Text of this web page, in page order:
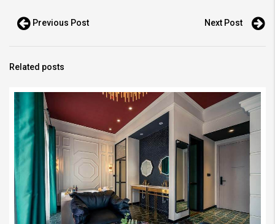
Previous Post Next Post
Related posts